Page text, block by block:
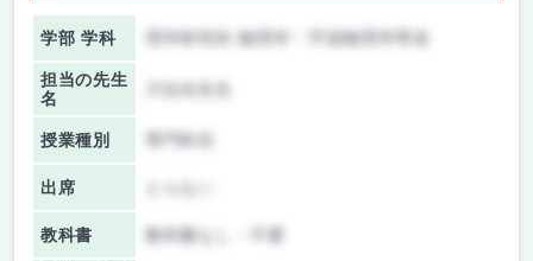
学部 学科 理学研究科 物理学・宇宙物理学専攻
担当の先生
名
授業種別
出席
教科書 教科書なし・不要